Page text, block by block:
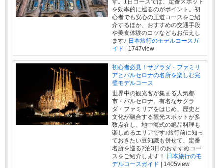
す。1日コースでは、定番スポット
を効率的に巡るのがポイント。初
心者でも安心の王道コースをご紹
介するほか、おすすめの交通手段
や美食体験のコツなどもお伝えし
ます♪ 日本旅行のモデルコースガ
イド | 1747view
初心者必見！サグラダ・ファミリ
アとバルセロナの名所を楽しむ完
璧モデルコース
世界中の観光客が集まる人気都
市・バルセロナ。有名なサグラ
ダ・ファミリアをはじめ、歴史と
文化が融合する観光スポットが多
数点在し、地中海式の絶品料理も
楽しめるエリアです♪旅行前に知っ
ておきたい豆知識も併せて、定番
名所を巡る2泊3日のおすすめコー
スをご紹介します！
日本旅行のモ
デルコースガイド | 1405view